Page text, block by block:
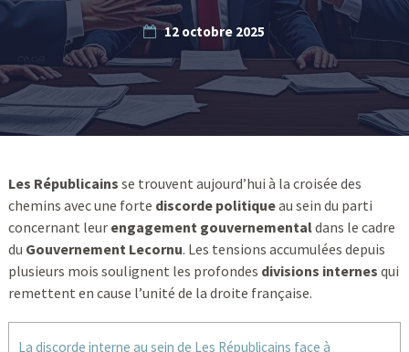
12 octobre 2025
Les Républicains se trouvent aujourd’hui à la croisée des
chemins avec une forte discorde politiqueau sein du parti
concernant leur engagement gouvernementaldans le cadre
du Gouvernement Lecornu. Les tensions accumulées depuis
plusieurs mois soulignent les profondes divisions internes qui
remettent en cause l’unité de la droite française.
La discorde interne au sein de Les Républicains face à